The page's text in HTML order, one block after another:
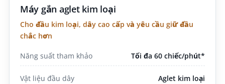
Máy gắn aglet kim loại
Cho đầu kim loại, dây cao cấp và yêu cầu giữ đầu
chắc hơn
Năng suất tham khảo Tối đa 60 chiếc/phút*
Vật liệu đầu dây Aglet kim loại